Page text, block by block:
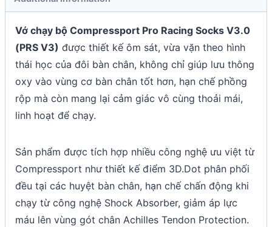
Vớ chạy bộ Compressport Pro Racing Socks V3.0
(PRS V3) được thiết kế ôm sát, vừa vặn theo hình
thái học của đôi bàn chân, không chỉ giúp lưu thông
oxy vào vùng cơ bàn chân tốt hơn, hạn chế phồng
rộp mà còn mang lại cảm giác vô cùng thoải mái,
linh hoạt để chạy.
Sản phẩm được tích hợp nhiều công nghệ ưu việt từ
Compressport như thiết kế điểm 3D.Dot phân phối
đều tại các huyệt bàn chân, hạn chế chấn động khi
chạy từ công nghệ Shock Absorber, giảm áp lực
máu lên vùng gót chân Achilles Tendon Protection.